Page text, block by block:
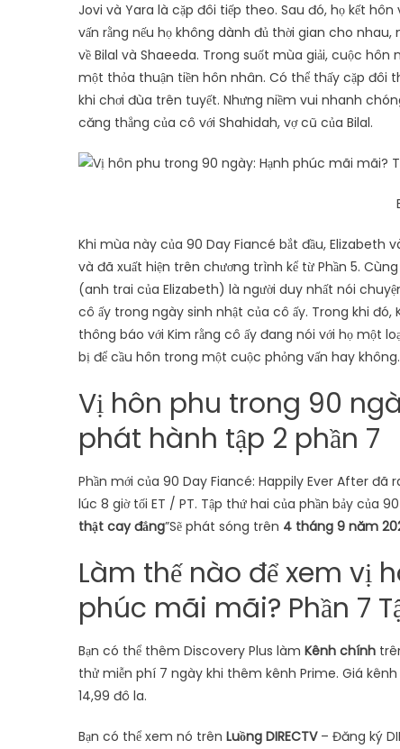
Jovi và Yara là cặp đôi tiếp theo. Sau đó, họ kết
vấn rằng nếu họ không dành đủ thời gian cho
về Bilal và Shaeeda. Trong suốt mùa giải, cuộc
một thỏa thuận tiền hôn nhân. Có thể thấy cặp đôi
khi chơi đùa trên tuyết. Nhưng niềm vui nhanh
căng thẳng của cô với Shahidah, vợ cũ của Bilal.
Khi mùa này của 90 Day Fiancé bắt đầu, Elizabeth
và đã xuất hiện trên chương trình kể từ Phần 5.
(anh trai của Elizabeth) là người duy nhất nói
cô ấy trong ngày sinh nhật của cô ấy. Trong khi
thông báo với Kim rằng cô ấy đang nói với họ một
bị để cầu hôn trong một cuộc phỏng vấn hay không.
Vị hôn phu trong 90
phát hành tập 2 phần 7
Phần mới của 90 Day Fiancé: Happily Ever After
lúc 8 giờ tối ET / PT. Tập thứ hai của phần bảy của
thật cay đắng”Sẽ phát sóng trên 4 tháng 9 năm
Làm thế nào để xem vị
phúc mãi mãi? Phần 7
Bạn có thể thêm Discovery Plus làm Kênh chính
thử miễn phí 7 ngày khi thêm kênh Prime. Giá
14,99 đô la.
Bạn có thể xem nó trên Luồng DIRECTV– Đăng ký